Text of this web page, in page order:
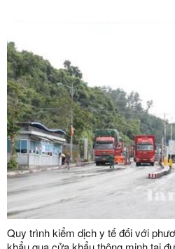
Quy trình kiểm dịch y tế đối với